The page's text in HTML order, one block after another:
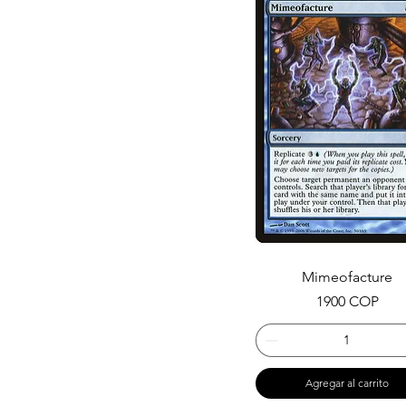
Mimeofacture
Precio
1900 COP
Agregar al carrito